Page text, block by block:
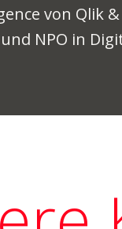
von Qlik
NPO in